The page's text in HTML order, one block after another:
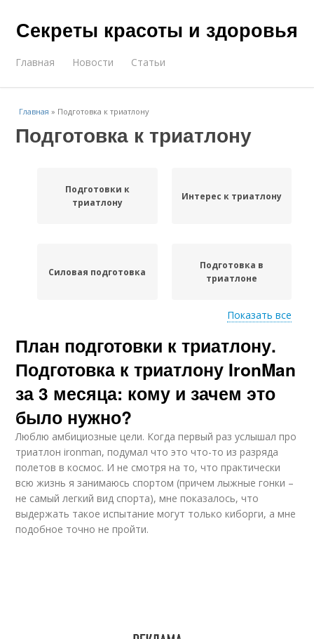
Секреты красоты и здоровья
Главная Новости Статьи
Главная » Подготовка к триатлону
Подготовка к триатлону
Подготовки к
триатлону
Интерес к триатлону
Силовая подготовка
Подготовка в
триатлоне
Подготовки к
железной дистанции
Велосипед для
триатлона
Велосипеды для
триатлона
триатлоне
Тренировки в
триатлоне
Триатлон в зале
Показать все
План подготовки к триатлону.
Подготовка к триатлону IronMan
за 3 месяца: кому и зачем это
было нужно?
Люблю амбициозные цели. Когда первый раз услышал про
триатлон ironman, подумал что это что-то из разряда
полетов в космос. И не смотря на то, что практически
всю жизнь я занимаюсь спортом (причем лыжные гонки –
не самый легкий вид спорта), мне показалось, что
выдержать такое испытание могут только киборги, а мне
подобное точно не пройти.